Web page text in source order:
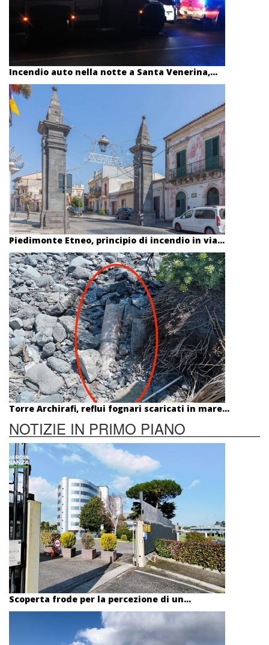
Incendio auto nella notte a Santa Venerina,...
Piedimonte Etneo, principio di incendio in via...
Torre Archirafi, reflui fognari scaricati in mare...
NOTIZIE IN PRIMO PIANO
Scoperta frode per la percezione di un...